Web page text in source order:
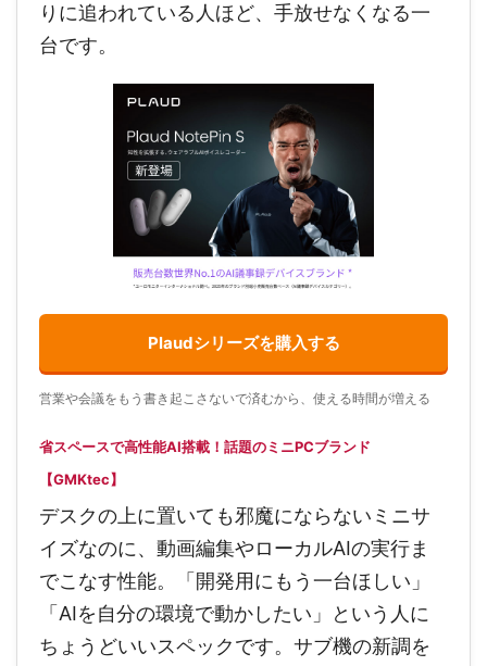
りに追われている人ほど、手放せなくなる一
台です。
Plaudシリーズを購入する
営業や会議をもう書き起こさないで済むから、使える時間が増える
省スペースで高性能AI搭載！話題のミニPCブランド
【GMKtec】
デスクの上に置いても邪魔にならないミニサ
イズなのに、動画編集やローカルAIの実行ま
でこなす性能。「開発用にもう一台ほしい」
「AIを自分の環境で動かしたい」という人に
ちょうどいいスペックです。サブ機の新調を